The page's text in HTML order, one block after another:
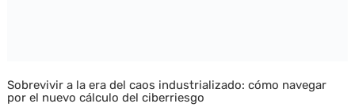
Sobrevivir a la era del caos industrializado: cómo navegar
por el nuevo cálculo del ciberriesgo